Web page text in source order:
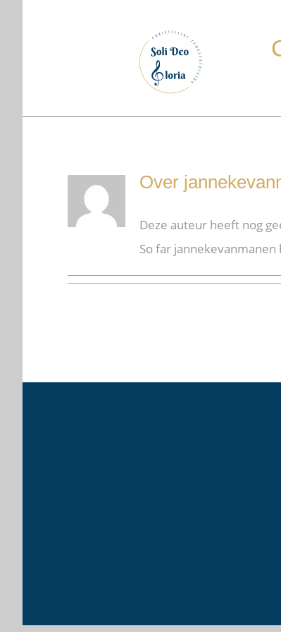
Over
Deze auteur heeft nog
So far